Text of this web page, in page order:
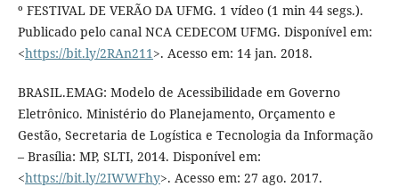
º FESTIVAL DE VERÃO DA UFMG. 1 vídeo (1 min 44 segs.).
Publicado pelo canal NCA CEDECOM UFMG. Disponível em:
<https://bit.ly/2RAn211 >. Acesso em: 14 jan. 2018.
BRASIL.EMAG: Modelo de Acessibilidade em Governo
Eletrônico. Ministério do Planejamento, Orçamento e
Gestão, Secretaria de Logística e Tecnologia da Informação
– Brasília: MP, SLTI, 2014. Disponível em:
<https://bit.ly/2IWWFhy>. Acesso em: 27 ago. 2017.